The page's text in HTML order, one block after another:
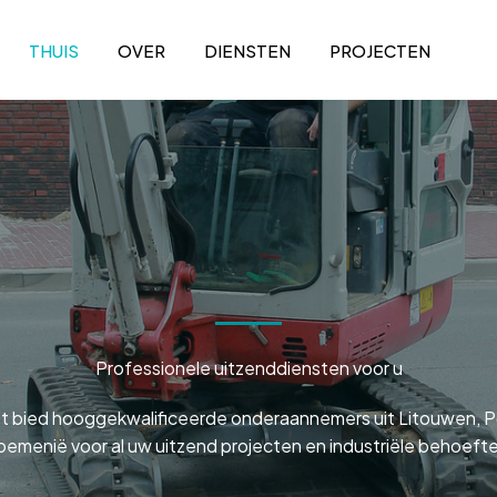
THUIS OVER DIENSTEN PROJECTEN
Professionele uitzenddiensten voor u
bied hooggekwalificeerde onderaannemers uit Litouwen,
voor al uw uitzend projecten en industriële